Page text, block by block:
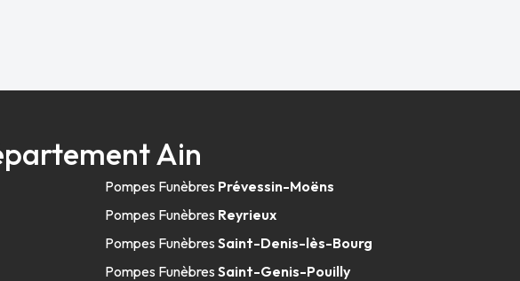
Ain
Pompes Funèbres Prévessin-Moëns
Pompes Funèbres Reyrieux
Pompes FunèbresSaint-Denis-lès-Bourg
Pompes FunèbresSaint-Genis-Pouilly